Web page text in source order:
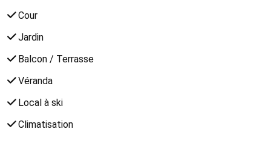
Cour
Jardin
Balcon / Terrasse
Véranda
Local à ski
Climatisation